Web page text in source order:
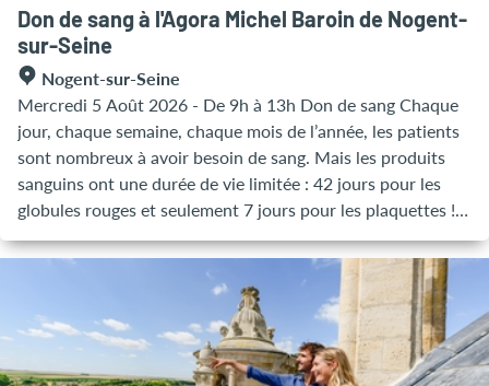
Don de sang à l'Agora Michel Baroin de Nogent-
sur-Seine
Nogent-sur-Seine
Mercredi 5 Août 2026 - De 9h à 13h Don de sang Chaque
jour, chaque semaine, chaque mois de l’année, les patients
sont nombreux à avoir besoin de sang. Mais les produits
sanguins ont une durée de vie limitée : 42 jours pour les
globules rouges et seulement 7 jours pour les plaquettes !
garantir à chaque patient les produits sanguins dont il a
besoin au moment où il en a besoin. L'acte volontaire et
bénévole de donner son sang est donc irremplaçable. Vous
êtes irremplaçables !